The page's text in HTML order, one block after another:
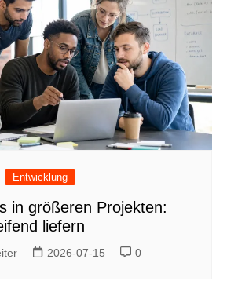
Entwicklung
in größeren Projekten:
liefern
2026-07-15 0